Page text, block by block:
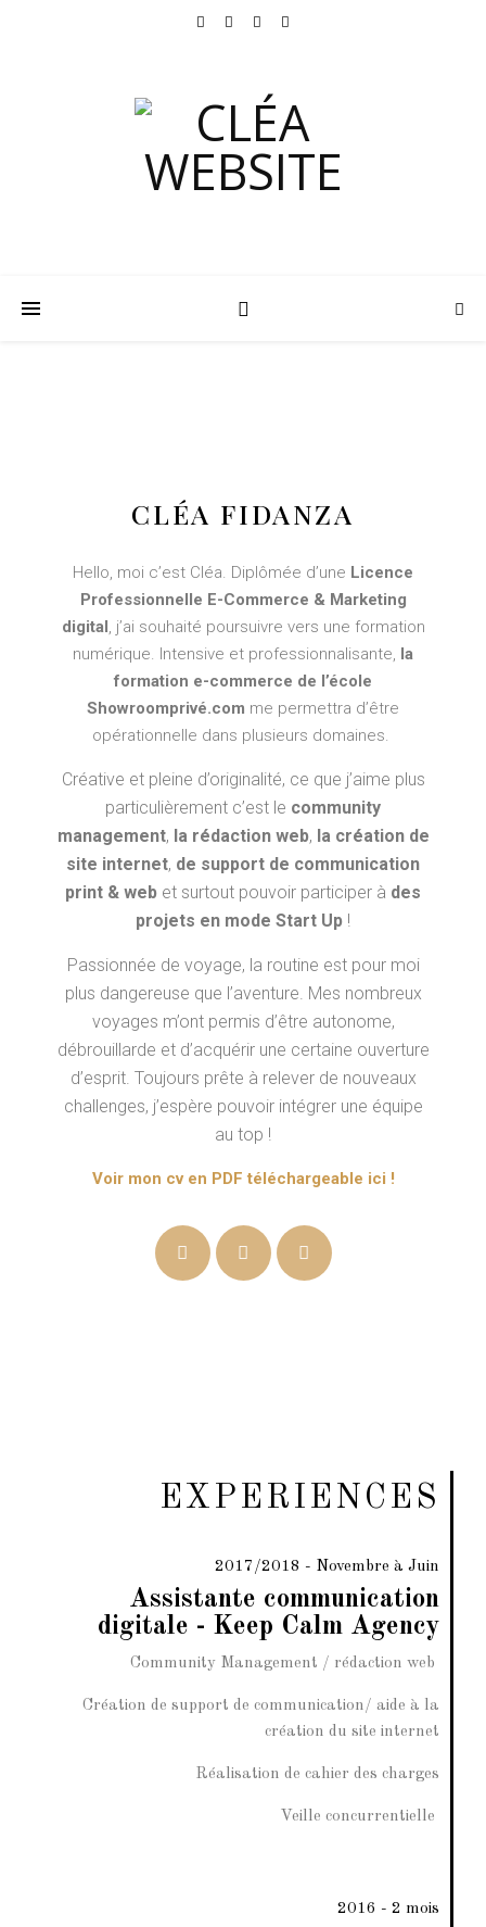
CLÉA FIDANZA
Hello, moi c’est Cléa. Diplômée d’une Licence
Professionnelle E-Commerce & Marketing
digital, j’ai souhaité poursuivre vers une formation
numérique. Intensive et professionnalisante, la
formation e-commerce de l’école
Showroomprivé.com me permettra d’être
opérationnelle dans plusieurs domaines.
Créative et pleine d’originalité, ce que j’aime plus
particulièrement c’est le community
management, la rédaction web, la création de
site internet, de support de communication
print & web et surtout pouvoir participer à des
projets en mode Start Up !
Passionnée de voyage, la routine est pour moi
plus dangereuse que l’aventure. Mes nombreux
voyages m’ont permis d’être autonome,
débrouillarde et d’acquérir une certaine ouverture
d’esprit. Toujours prête à relever de nouveaux
challenges, j’espère pouvoir intégrer une équipe
au top !
Voir mon cv en PDF téléchargeable ici !
EXPERIENCES
2017/2018 - Novembre à Juin
Assistante communication
digitale - Keep Calm Agency
Community Management / rédaction web
Création de support de communication/ aide à la
création du site internet
Réalisation de cahier des charges
Veille concurrentielle
2016 - 2 mois